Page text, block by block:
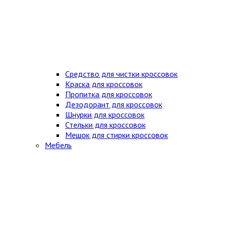
Средство для чистки кроссовок
Краска для кроссовок
Пропитка для кроссовок
Дезодорант для кроссовок
Шнурки для кроссовок
Стельки для кроссовок
Мешок для стирки кроссовок
Мебель